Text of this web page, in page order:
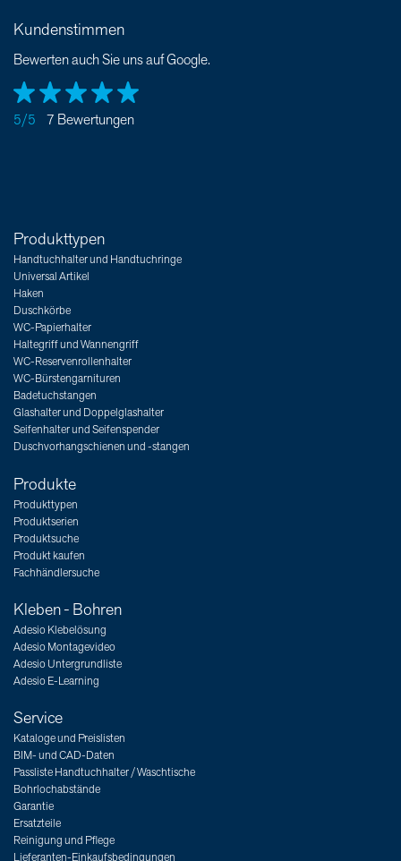
Kundenstimmen
Bewerten auch Sie uns auf Google.
5/5 7 Bewertungen
Produkttypen
Handtuchhalter und Handtuchringe
Universal Artikel
Haken
Duschkörbe
WC-Papierhalter
Haltegriff und Wannengriff
WC-Reservenrollenhalter
WC-Bürstengarnituren
Badetuchstangen
Glashalter und Doppelglashalter
Seifenhalter und Seifenspender
Duschvorhangschienen und -stangen
Produkte
Produkttypen
Produktserien
Produktsuche
Produkt kaufen
Fachhändlersuche
Kleben - Bohren
Adesio Klebelösung
Adesio Montagevideo
Adesio Untergrundliste
Adesio E-Learning
Service
Kataloge und Preislisten
BIM- und CAD-Daten
Passliste Handtuchhalter / Waschtische
Bohrlochabstände
Garantie
Ersatzteile
Reinigung und Pflege
Lieferanten-Einkaufsbedingungen